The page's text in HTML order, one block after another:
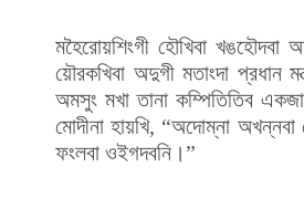
মহৈরোয়শিংগী হৌখিবা
য়ৌরকখিবা অদুগী মতাংদা প্রধান
অমসুং মখা তানা কম্পিতিতিব
মোদীনা হায়খি, “অদোম্না
ফংলবা ওইগদবনি।”